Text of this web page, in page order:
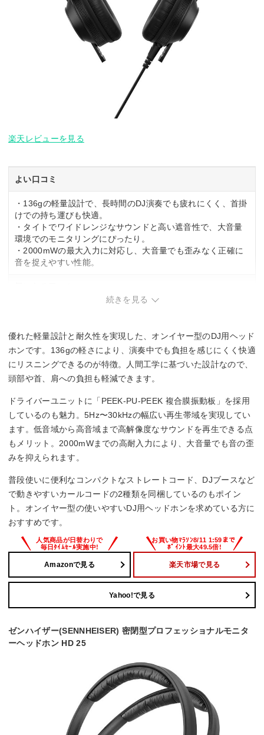
楽天レビューを見る
よい口コミ
・136gの軽量設計で、長時間のDJ演奏でも疲れにくく、首掛
けでの持ち運びも快適。
・タイトでワイドレンジなサウンドと高い遮音性で、大音量
環境でのモニタリングにぴったり。
・2000mWの最大入力に対応し、大音量でも歪みなく正確に
音を捉えやすい性能。
続きを見る
優れた軽量設計と耐久性を実現した、オンイヤー型のDJ用ヘッド
ホンです。136gの軽さにより、演奏中でも負担を感じにくく快適
にリスニングできるのが特徴。人間工学に基づいた設計なので、
頭部や首、肩への負担も軽減できます。
ドライバーユニットに「PEEK-PU-PEEK 複合膜振動板」を採用
しているのも魅力。5Hz〜30kHzの幅広い再生帯域を実現してい
ます。低音域から高音域まで高解像度なサウンドを再生できる点
もメリット。2000mWまでの高耐入力により、大音量でも音の歪
みを抑えられます。
普段使いに便利なコンパクトなストレートコード、DJブースなど
で動きやすいカールコードの2種類を同梱しているのもポイン
ト。オンイヤー型の使いやすいDJ用ヘッドホンを求めている方に
おすすめです。
Amazonで見る 楽天市場で見る
Yahoo!で見る
ゼンハイザー(SENNHEISER) 密閉型プロフェッショナルモニタ
ーヘッドホン HD 25